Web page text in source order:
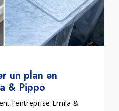
un plan en
& Pippo
l’entreprise Emila &